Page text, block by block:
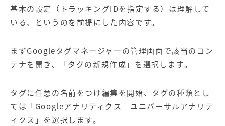
基本の設定（トラッキングIDを指定する）は理解して
いる、というのを前提にした内容です。
まずGoogleタグマネージャーの管理画面で該当のコン
テナを開き、「タグの新規作成」を選択します。
タグに任意の名前をつけ編集を開始、タグの種類とし
ては「Googleアナリティクス ユニバーサルアナリテ
ィクス」を選択します。